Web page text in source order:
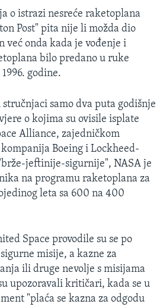
o istrazi nesreće raketoplana
Post" pita nije li možda dio
već onda kada je vođenje i
bilo predano u ruke
godine.
samo dva puta godišnje
o kojima su ovisile isplate
Alliance, zajedničkom
Boeing i Lockheed-
jeftinije-sigurnije", NASA je
na programu raketoplana za
leta sa 600 na 400
Space provodile su se po
misije, a kazne za
ili druge nevolje s misijama
upozoravali kritičari, kada se u
"plaća se kazna za odgodu